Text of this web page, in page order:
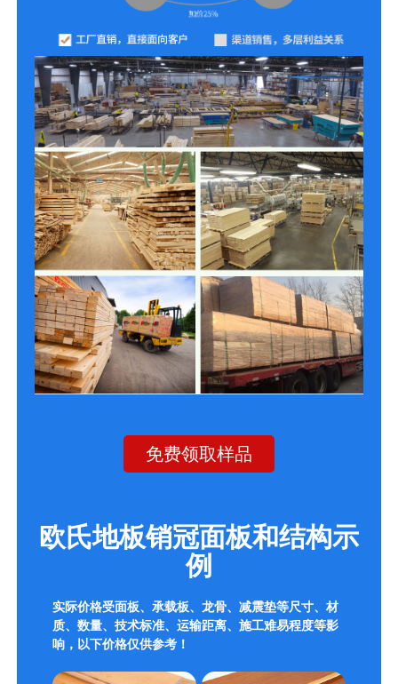
免费领取样品
欧氏地板销冠面板和结构示
例
实际价格受面板、承载板、龙骨、减震垫等尺寸、材
质、数量、技术标准、运输距离、施工难易程度等影
响，以下价格仅供参考！